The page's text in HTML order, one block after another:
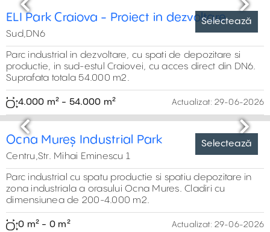
Previous Next
Hale De Inchiriat In General Industrial Park -
Sibiu
Centru,Str. Stefan cel Mare 193
Spatii de productie sau spatii de depozitare in General
Industrial Park Sibiu, in zona industriala est. Suprafata
inchiriabila 19.100 m2.
200 m² - 1.000 m² Actualizat: 29-06-2026
Selectează
Previous Next
Spatiu industrial de inchiriat in cadrul
Independenta Sibiu
Spatii industriale de inchiriat in Parcul Industrial